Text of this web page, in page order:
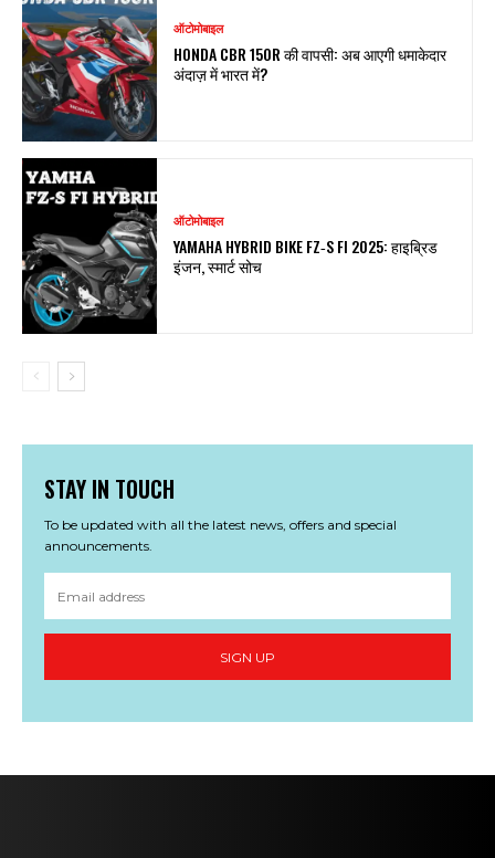
ऑटोमोबाइल
HONDA CBR 150R की वापसी: अब आएगी धमाकेदार
अंदाज़ में भारत में?
ऑटोमोबाइल
YAMAHA HYBRID BIKE FZ‑S FI 2025: हाइब्रिड
इंजन, स्मार्ट सोच
STAY IN TOUCH
To be updated with all the latest news, offers and special
announcements.
SIGN UP